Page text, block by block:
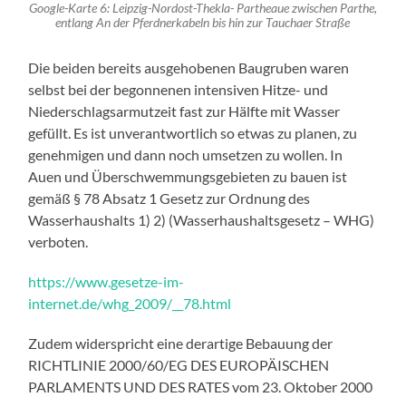
Google-Karte 6: Leipzig-Nordost-Thekla- Partheaue zwischen Parthe,
entlang An der Pferdnerkabeln bis hin zur Tauchaer Straße
Die beiden bereits ausgehobenen Baugruben waren
selbst bei der begonnenen intensiven Hitze- und
Niederschlagsarmutzeit fast zur Hälfte mit Wasser
gefüllt. Es ist unverantwortlich so etwas zu planen, zu
genehmigen und dann noch umsetzen zu wollen. In
Auen und Überschwemmungsgebieten zu bauen ist
gemäß § 78 Absatz 1 Gesetz zur Ordnung des
Wasserhaushalts 1) 2) (Wasserhaushaltsgesetz – WHG)
verboten.
https://www.gesetze-im-
internet.de/whg_2009/__78.html
Zudem widerspricht eine derartige Bebauung der
RICHTLINIE 2000/60/EG DES EUROPÄISCHEN
PARLAMENTS UND DES RATES vom 23. Oktober 2000